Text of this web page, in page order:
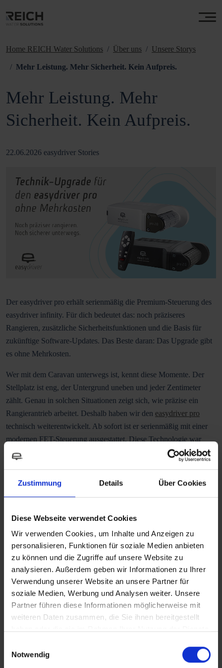
Zustimmung Details Über Cookies
Diese Webseite verwendet Cookies
Wir verwenden Cookies, um Inhalte und Anzeigen zu
personalisieren, Funktionen für soziale Medien anbieten
zu können und die Zugriffe auf unsere Website zu
analysieren. Außerdem geben wir Informationen zu Ihrer
Verwendung unserer Website an unsere Partner für
soziale Medien, Werbung und Analysen weiter. Unsere
Partner führen diese Informationen möglicherweise mit
weiteren Daten zusammen, die Sie ihnen bereitgestellt
Notwendig
Home REICH Water Solutions Über uns Unsere Storys
Mehr Leistung. Mehr Sicherheit. Kein Aufpreis.
Mehr Leistung. Mehr
Sicherheit. Kein Aufpreis.
22.06.2026 easydriver Stories
Der easydriver pro erhält serienmäßig die Premium-Steuerung des
easydriver infinity. Für dich bedeutet das: noch präziseres
Rangieren, zusätzliche Sicherheitsfunktionen und die Basis für
zukünftige Software-Updates. Das Beste daran: Das Upgrade gibt
es ohne Mehrkosten.
Wer mit dem Caravan unterwegs ist, kennt diese Momente. Der
Stellplatz ist eng, der Untergrund uneben und jeder Zentimeter
zählt. Genau in solchen Situationen zeigt sich, wie präzise ein
Rangierantrieb arbeitet. Deshalb haben wir den easydriver pro
technisch weiterentwickelt. Ab sofort ist er serienmäßig mit einer
modernen FET-Steuerung ausgestattet. Diese Technologie war
bisher ausschließlich unserem Premium-Modell easydriver infinity
vorbehalten. Jetzt profitiert ihr mit dem easydriver pro von vielen
Präziser auf jedem Untergrund
Die auf moderner Halbleitertechnik basierende Steuerung ersetzt
die bisherige Relaistechnik und ermöglicht eine deutlich feinere
Ansteuerung der Motoren. Das macht sich in der Praxis sofort
bemerkbar. Wenn du entlang einer Bordsteinkante rangierst, auf
Schotter manövrierst oder den Caravan auf einen Auffahrkeil
fährst, bleibt das Fahrzeug zuverlässig auf Kurs. Der Caravan folgt
der gewünschten Linie genauer und Korrekturen werden reduziert.
Das Rangieren wird kontrollierter und entspannter.
Noch mehr Sicherheit beim Rangieren
Neben der höheren Präzision sorgt die neue Steuerung auch für